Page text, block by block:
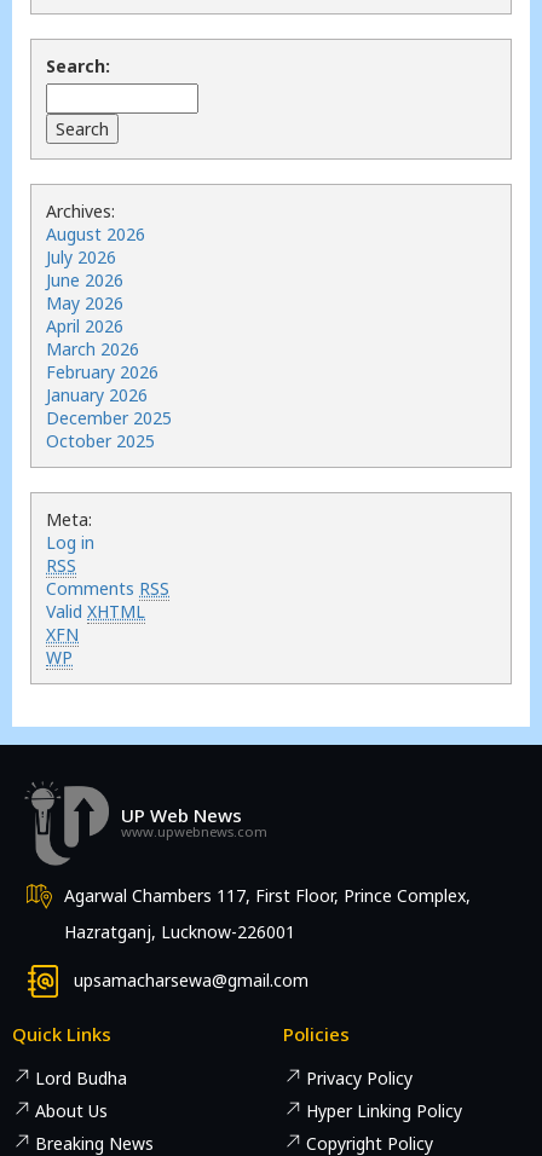
Search:
Archives:
August 2026
July 2026
June 2026
May 2026
April 2026
March 2026
February 2026
January 2026
December 2025
October 2025
Meta:
Log in
RSS
Comments RSS
Valid XHTML
XFN
WP
UP Web News
www.upwebnews.com
Agarwal Chambers 117, First Floor, Prince Complex,
Hazratganj, Lucknow-226001
upsamacharsewa@gmail.com
Quick Links
Lord Budha
About Us
Breaking News
Policies
Privacy Policy
Hyper Linking Policy
Copyright Policy